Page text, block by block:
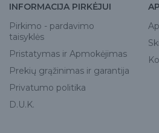
INFORMACIJA PIRKĖJUI
Pirkimo - pardavimo
taisyklės
Pristatymas ir Apmokėjimas
Prekių grąžinimas ir garantija
Privatumo politika
D.U.K.